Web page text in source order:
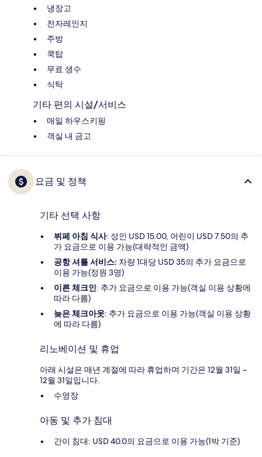
냉장고
전자레인지
주방
쿡탑
무료 생수
식탁
기타 편의 시설/서비스
매일 하우스키핑
객실 내 금고
요금 및 정책
기타 선택 사항
뷔페 아침 식사: 성인 USD 15.00, 어린이 USD 7.50의 추
가 요금으로 이용 가능(대략적인 금액)
공항 셔틀 서비스: 차량 1대당 USD 35의 추가 요금으로
이용 가능(정원 3명)
이른 체크인: 추가 요금으로 이용 가능(객실 이용 상황에
따라 다름)
늦은 체크아웃: 추가 요금으로 이용 가능(객실 이용 상황
에 따라 다름)
리노베이션 및 휴업
아래 시설은 매년 계절에 따라 휴업하며 기간은 12월 31일 ~
12월 31일입니다.
수영장
아동 및 추가 침대
간이 침대: USD 40.0의 요금으로 이용 가능(1박 기준)